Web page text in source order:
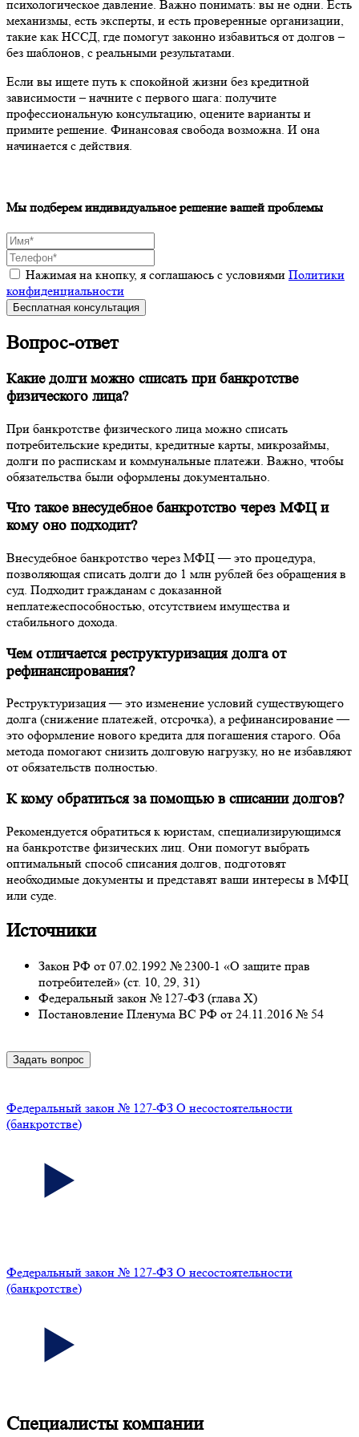
психологическое давление. Важно понимать: вы не одни. Есть
механизмы, есть эксперты, и есть проверенные организации,
такие как НССД, где помогут законно избавиться от долгов –
без шаблонов, с реальными результатами.
Если вы ищете путь к спокойной жизни без кредитной
зависимости – начните с первого шага: получите
профессиональную консультацию, оцените варианты и
примите решение. Финансовая свобода возможна. И она
начинается с действия.
Мы подберем индивидуальное решение вашей проблемы
Нажимая на кнопку, я соглашаюсь с условиями Политики
конфиденциальности
Бесплатная консультация
Вопрос-ответ
Какие долги можно списать при банкротстве
физического лица?
При банкротстве физического лица можно списать
потребительские кредиты, кредитные карты, микрозаймы,
долги по распискам и коммунальные платежи. Важно, чтобы
обязательства были оформлены документально.
Что такое внесудебное банкротство через МФЦ и
кому оно подходит?
Внесудебное банкротство через МФЦ — это процедура,
позволяющая списать долги до 1 млн рублей без обращения в
суд. Подходит гражданам с доказанной
неплатежеспособностью, отсутствием имущества и
стабильного дохода.
Чем отличается реструктуризация долга от
рефинансирования?
Реструктуризация — это изменение условий существующего
долга (снижение платежей, отсрочка), а рефинансирование —
это оформление нового кредита для погашения старого. Оба
метода помогают снизить долговую нагрузку, но не избавляют
от обязательств полностью.
К кому обратиться за помощью в списании долгов?
Рекомендуется обратиться к юристам, специализирующимся
на банкротстве физических лиц. Они помогут выбрать
оптимальный способ списания долгов, подготовят
необходимые документы и представят ваши интересы в МФЦ
или суде.
Источники
Закон РФ от 07.02.1992 № 2300-1 «О защите прав
потребителей» (ст. 10, 29, 31)
Федеральный закон № 127-ФЗ (глава X)
Постановление Пленума ВС РФ от 24.11.2016 № 54
Задать вопрос
Федеральный закон № 127-ФЗ О несостоятельности
(банкротстве)
Федеральный закон № 127-ФЗ О несостоятельности
(банкротстве)
Специалисты компании